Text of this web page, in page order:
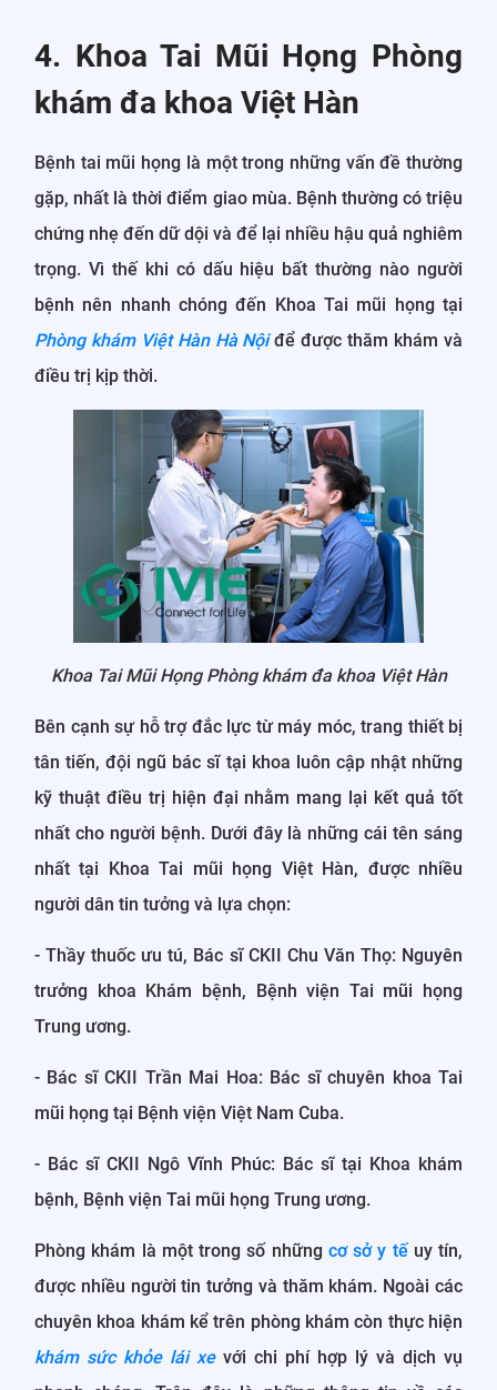
4. Khoa Tai Mũi Họng Phòng
khám đa khoa Việt Hàn
Bệnh tai mũi họng là một trong những vấn đề thường
gặp, nhất là thời điểm giao mùa. Bệnh thường có triệu
chứng nhẹ đến dữ dội và để lại nhiều hậu quả nghiêm
trọng. Vì thế khi có dấu hiệu bất thường nào người
bệnh nên nhanh chóng đến Khoa Tai mũi họng tại
Phòng khám Việt Hàn Hà Nội để được thăm khám và
điều trị kịp thời.
Khoa Tai Mũi Họng Phòng khám đa khoa Việt Hàn
Bên cạnh sự hỗ trợ đắc lực từ máy móc, trang thiết bị
tân tiến, đội ngũ bác sĩ tại khoa luôn cập nhật những
kỹ thuật điều trị hiện đại nhằm mang lại kết quả tốt
nhất cho người bệnh. Dưới đây là những cái tên sáng
nhất tại Khoa Tai mũi họng Việt Hàn, được nhiều
người dân tin tưởng và lựa chọn:
- Thầy thuốc ưu tú, Bác sĩ CKII Chu Văn Thọ: Nguyên
trưởng khoa Khám bệnh, Bệnh viện Tai mũi họng
Trung ương.
- Bác sĩ CKII Trần Mai Hoa: Bác sĩ chuyên khoa Tai
mũi họng tại Bệnh viện Việt Nam Cuba.
- Bác sĩ CKII Ngô Vĩnh Phúc: Bác sĩ tại Khoa khám
bệnh, Bệnh viện Tai mũi họng Trung ương.
Phòng khám là một trong số những cơ sở y tếuy tín,
được nhiều người tin tưởng và thăm khám. Ngoài các
chuyên khoa khám kể trên phòng khám còn thực hiện
khám sức khỏe lái xevới chi phí hợp lý và dịch vụ